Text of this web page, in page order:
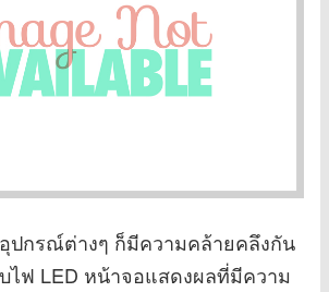
ปกรณ์ต่างๆ ก็มีความคล้ายคลึงกัน
ไฟ LED หน้าจอแสดงผลที่มีความ